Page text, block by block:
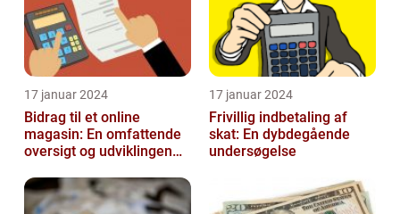
17 januar 2024
Bidrag til et online
magasin: En omfattende
oversigt og udviklingen
17 januar 2024
Frivillig indbetaling af
skat: En dybdegående
undersøgelse